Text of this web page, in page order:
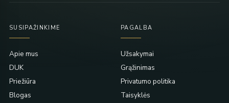
SUSIPAŽINKIME
Apie mus
DUK
Priežiūra
Blogas
PAGALBA
Užsakymai
Grąžinimas
Privatumo politika
Taisyklės